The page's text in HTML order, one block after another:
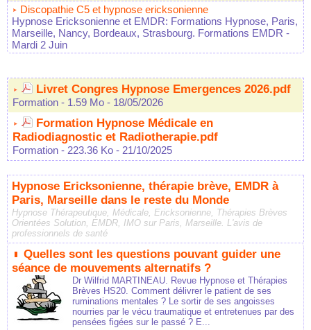
Discopathie C5 et hypnose ericksonienne
Hypnose Ericksonienne et EMDR: Formations Hypnose, Paris,
Marseille, Nancy, Bordeaux, Strasbourg. Formations EMDR -
Mardi 2 Juin
Livret Congres Hypnose Emergences 2026.pdf
Formation - 1.59 Mo - 18/05/2026
Formation Hypnose Médicale en
Radiodiagnostic et Radiotherapie.pdf
Formation - 223.36 Ko - 21/10/2025
Hypnose Ericksonienne, thérapie brève, EMDR à
Paris, Marseille dans le reste du Monde
Hypnose Thérapeutique, Médicale, Ericksonienne, Thérapies Brèves
Orientées Solution, EMDR, IMO sur Paris, Marseille. L'avis de
professionnels de santé
Quelles sont les questions pouvant guider une
séance de mouvements alternatifs ?
Dr Wilfrid MARTINEAU. Revue Hypnose et Thérapies
Brèves HS20. Comment délivrer le patient de ses
ruminations mentales ? Le sortir de ses angoisses
nourries par le vécu traumatique et entretenues par des
pensées figées sur le passé ? E...